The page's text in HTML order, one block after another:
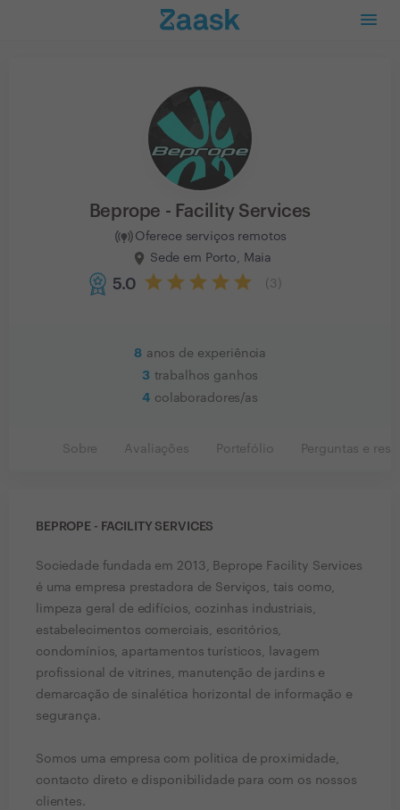
Beprope - Facility Services
Oferece serviços remotos
Sede em Porto, Maia
5.0 3
8 anos de experiência
3 trabalhos ganhos
4 colaboradores/as
Sobre Avaliações Portefólio Perguntas e
BEPROPE - FACILITY SERVICES
Sociedade fundada em 2013, Beprope Facility Services
é uma empresa prestadora de Serviços, tais como,
limpeza geral de edifícios, cozinhas industriais,
estabelecimentos comerciais, escritórios,
condomínios, apartamentos turísticos, lavagem
profissional de vitrines, manutenção de jardins e
demarcação de sinalética horizontal de informação e
segurança.
Somos uma empresa com politica de proximidade,
contacto direto e disponibilidade para com os nossos
clientes.